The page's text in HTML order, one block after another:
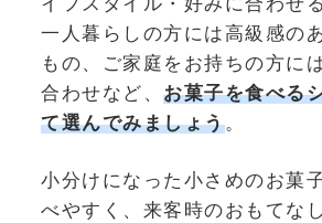
一人暮らしの方には高級感の
もの、ご家庭をお持ちの方に
合わせなど、 お菓子を食べる
て選んでみましょう。
小分けになった小さめのお菓
べやすく、来客時のおもてな